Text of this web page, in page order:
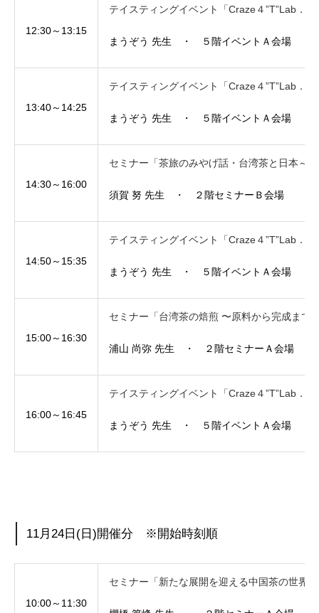
12:30～13:15
テイスティングイベント「Craze４”T”Lab．
まうぞう 先生 ・ ５階イベントＡ会場
13:40～14:25
テイスティングイベント「Craze４”T”Lab．
まうぞう 先生 ・ ５階イベントＡ会場
14:30～16:00
セミナー「茶旅のみやげ話・台湾茶と日本～
須賀 努 先生 ・ ２階セミナーＢ会場
14:50～15:35
テイスティングイベント「Craze４”T”Lab．
まうぞう 先生 ・ ５階イベントＡ会場
15:00～16:30
セミナー「台湾茶の焙煎 〜原料から完成まで
浦山 尚弥 先生 ・ ２階セミナーＡ会場
16:00～16:45
テイスティングイベント「Craze４”T”Lab．
まうぞう 先生 ・ ５階イベントＡ会場
11月24日(日)開催分 ※開始時刻順
10:00～11:30
セミナー「新たな展開を迎える中国茶の世界